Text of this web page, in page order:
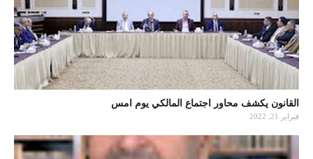
القانون يكشف محاور اجتماع المالكي يوم امس
فبراير 21, 2022